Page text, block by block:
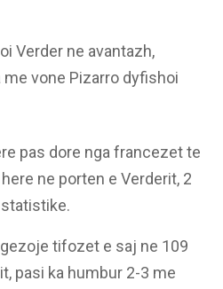
Verder ne avantazh,
vone Pizarro dyfishoi
pas dore nga francezet te
ne porten e Verderit, 2
tifozet e saj ne 109
pasi ka humbur 2-3 me